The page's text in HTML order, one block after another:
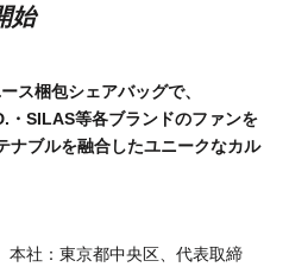
始
ス梱包シェアバッグで、
SILAS等各ブランドのファンを
ナブルを融合したユニークなカル
本社：東京都中央区、代表取締